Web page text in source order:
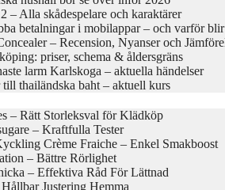
– Alla skådespelare och karaktärer
betalningar i mobilappar – och varför
– Recension, Nyanser och
priser, schema & åldersgräns
larm Karlskoga – aktuella händelser
thailändska baht – aktuell kurs
– Rätt Storleksval för Klädköp
– Kraftfulla Tester
Crème Fraiche – Enkel Smakboost
– Bättre Rörlighet
– Effektiva Råd För Lättnad
Justering Hemma